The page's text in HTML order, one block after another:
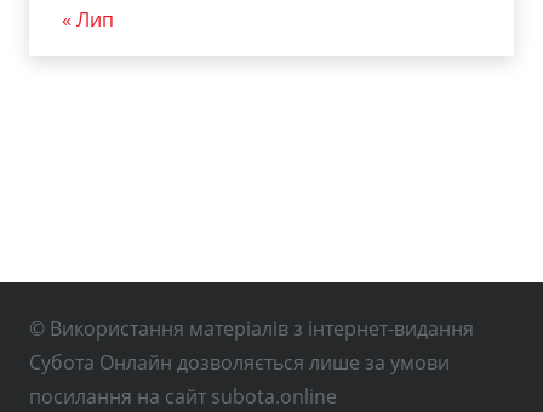
« Лип
© Використання матеріалів з інтернет-видання
Субота Онлайн дозволяється лише за умови
посилання на сайт subota.online